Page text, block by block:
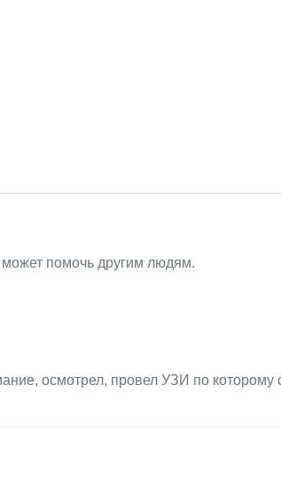
может помочь другим людям.
осмотрел, провел УЗИ по которому